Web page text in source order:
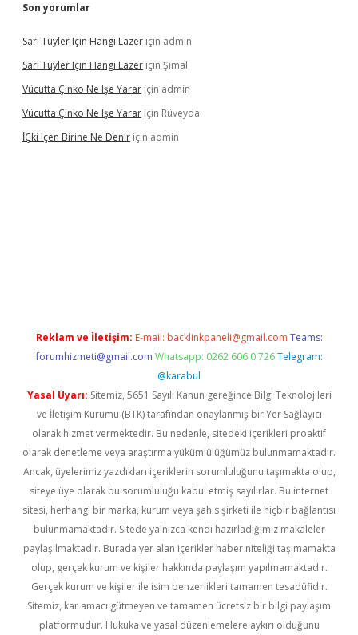
Son yorumlar
Sarı Tüyler Için Hangi Lazer için admin
Sarı Tüyler Için Hangi Lazer için Şimal
Vücutta Çinko Ne Işe Yarar için admin
Vücutta Çinko Ne Işe Yarar için Rüveyda
İÇki Içen Birine Ne Denir için admin
Reklam ve İletişim: E-mail: backlinkpaneli@gmail.com Teams:
forumhizmeti@gmail.com Whatsapp: 0262 606 0 726 Telegram:
@karabul
Yasal Uyarı: Sitemiz, 5651 Sayılı Kanun gereğince Bilgi Teknolojileri
ve İletişim Kurumu (BTK) tarafından onaylanmış bir Yer Sağlayıcı
olarak hizmet vermektedir. Bu nedenle, sitedeki içerikleri proaktif
olarak denetleme veya araştırma yükümlülüğümüz bulunmamaktadır.
Ancak, üyelerimiz yazdıkları içeriklerin sorumluluğunu taşımakta olup,
siteye üye olarak bu sorumluluğu kabul etmiş sayılırlar. Bu internet
sitesi, herhangi bir marka, kurum veya şahıs şirketi ile hiçbir bağlantısı
bulunmamaktadır. Sitede yalnızca kendi hazırladığımız makaleler
paylaşılmaktadır. Burada yer alan içerikler haber niteliği taşımamakta
olup, gerçek kurum ve kişiler hakkında paylaşım yapılmamaktadır.
Gerçek kurum ve kişiler ile isim benzerlikleri tamamen tesadüfidir.
Sitemiz, kar amacı gütmeyen ve tamamen ücretsiz bir bilgi paylaşım
platformudur. Hukuka ve yasal düzenlemelere aykırı olduğunu